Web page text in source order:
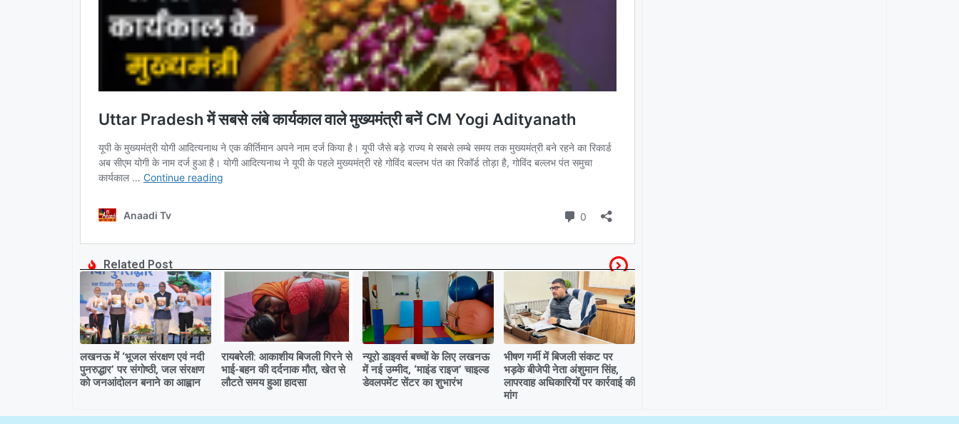
Related Post
लखनऊ में ‘भूजल संरक्षण एवं नदी
पुनरुद्धार’ पर संगोष्ठी, जल संरक्षण
को जनआंदोलन बनाने का आह्वान
रायबरेली: आकाशीय बिजली गिरने से
भाई-बहन की दर्दनाक मौत, खेत से
लौटते समय हुआ हादसा
न्यूरो डाइवर्स बच्चों के लिए लखनऊ
में नई उम्मीद, ‘माइंड राइज’ चाइल्ड
डेवलपमेंट सेंटर का शुभारंभ
भीषण गर्मी में बिजली संकट पर
भड़के बीजेपी नेता अंशुमान सिंह,
लापरवाह अधिकारियों पर कार्रवाई की
मांग